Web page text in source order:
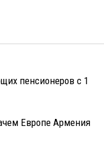
пенсионеров с 1
Европе Армения